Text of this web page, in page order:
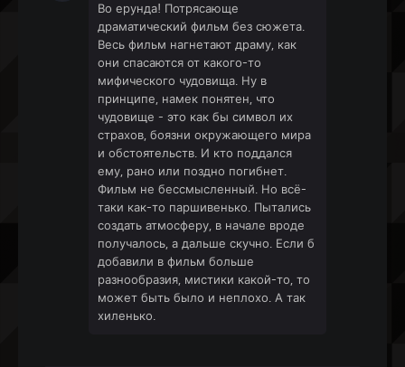
Во ерунда! Потрясающе
драматический фильм без сюжета.
Весь фильм нагнетают драму, как
они спасаются от какого-то
мифического чудовища. Ну в
принципе, намек понятен, что
чудовище - это как бы символ их
страхов, боязни окружающего мира
и обстоятельств. И кто поддался
ему, рано или поздно погибнет.
Фильм не бессмысленный. Но всё-
таки как-то паршивенько. Пытались
создать атмосферу, в начале вроде
получалось, а дальше скучно. Если б
добавили в фильм больше
разнообразия, мистики какой-то, то
может быть было и неплохо. А так
хиленько.